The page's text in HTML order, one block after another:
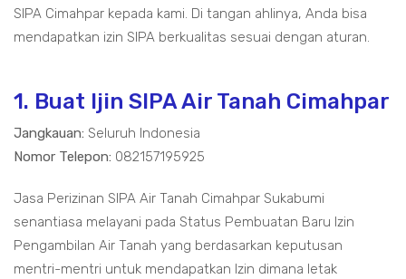
SIPA Cimahpar kepada kami. Di tangan ahlinya, Anda bisa
mendapatkan izin SIPA berkualitas sesuai dengan aturan.
1. Buat Ijin SIPA Air Tanah Cimahpar
Jangkauan: Seluruh Indonesia
Nomor Telepon: 082157195925
Jasa Perizinan SIPA Air Tanah Cimahpar Sukabumi
senantiasa melayani pada Status Pembuatan Baru Izin
Pengambilan Air Tanah yang berdasarkan keputusan
mentri-mentri untuk mendapatkan Izin dimana letak